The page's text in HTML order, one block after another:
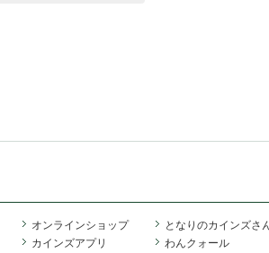
オンラインショップ
カインズアプリ
となりのカインズさ
わんクォール